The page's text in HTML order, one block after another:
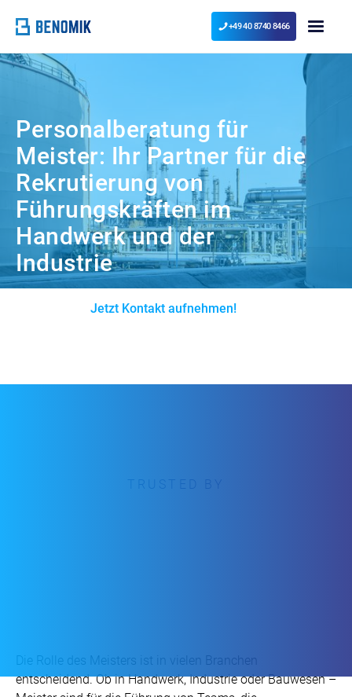
+49 40 8740 8466
Personalberatung für
Meister: Ihr Partner für die
Rekrutierung von
Führungskräften im
Handwerk und der
Industrie
Jetzt Kontakt aufnehmen!
Die Rolle des Meisters ist in vielen Branchen
entscheidend. Ob in Handwerk, Industrie oder Bauwesen –